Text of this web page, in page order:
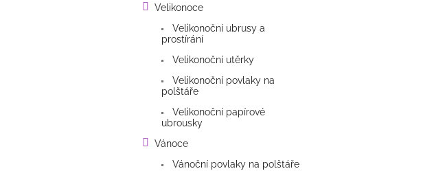
Velikonoce
Velikonoční ubrusy a
prostírání
Velikonoční utěrky
Velikonoční povlaky na
polštáře
Velikonoční papírové
ubrousky
Vánoce
Vánoční povlaky na polštáře